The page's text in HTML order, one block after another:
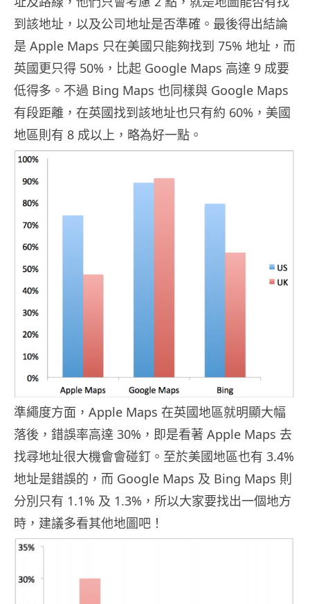
到該地址，以及公司地址是否準確。最後得出結論
是 Apple Maps 只在美國只能夠找到 75% 地址，而
英國更只得 50%，比起 Google Maps 高達 9 成要
低得多。不過 Bing Maps 也同樣與 Google Maps
有段距離，在英國找到該地址也只有約 60%，美國
地區則有 8 成以上，略為好一點。
準繩度方面，Apple Maps 在英國地區就明顯大幅
落後，錯誤率高達 30%，即是看著 Apple Maps 去
找尋地址很大機會會碰釘。至於美國地區也有 3.4%
地址是錯誤的，而 Google Maps 及 Bing Maps 則
分別只有 1.1% 及 1.3%，所以大家要找出一個地方
時，建議多看其他地圖吧！